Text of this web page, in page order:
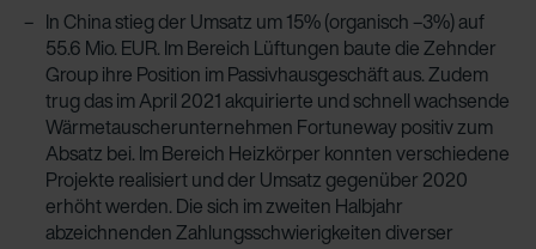
In China stieg der Umsatz um 15% (organisch –3%) auf
55.6 Mio. EUR. Im Bereich Lüftungen baute die Zehnder
Group ihre Position im Passivhausgeschäft aus. Zudem
trug das im April 2021 akquirierte und schnell wachsende
Wärmetauscherunternehmen Fortuneway positiv zum
Absatz bei. Im Bereich Heizkörper konnten verschiedene
Projekte realisiert und der Umsatz gegenüber 2020
erhöht werden. Die sich im zweiten Halbjahr
abzeichnenden Zahlungsschwierigkeiten diverser